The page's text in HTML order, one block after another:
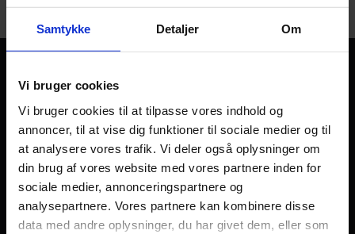
Samtykke Detaljer Om
Vi bruger cookies
Vi bruger cookies til at tilpasse vores indhold og
annoncer, til at vise dig funktioner til sociale medier og til
at analysere vores trafik. Vi deler også oplysninger om
din brug af vores website med vores partnere inden for
sociale medier, annonceringspartnere og
analysepartnere. Vores partnere kan kombinere disse
data med andre oplysninger, du har givet dem, eller som
Grænseløst
Kontakt
Dilemma
Tag testen